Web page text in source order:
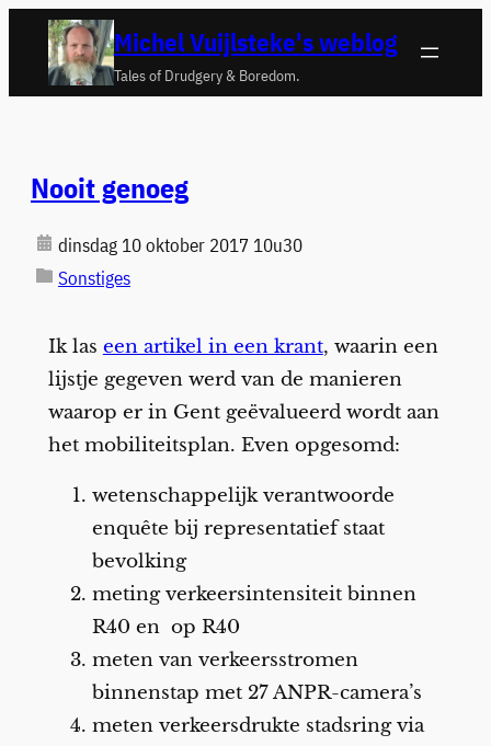
naar
Michel Vuijlsteke's weblog
Tales of Drudgery & Boredom.
Nooit genoeg
dinsdag 10 oktober 2017 10u30
Sonstiges
Ik las een artikel in een krant, waarin een
lijstje gegeven werd van de manieren
waarop er in Gent geëvalueerd wordt aan
het mobiliteitsplan. Even opgesomd:
wetenschappelijk verantwoorde
enquête bij representatief staat
bevolking
meting verkeersintensiteit binnen
R40 en op R40
meten van verkeersstromen
binnenstap met 27 ANPR-camera’s
meten verkeersdrukte stadsring via